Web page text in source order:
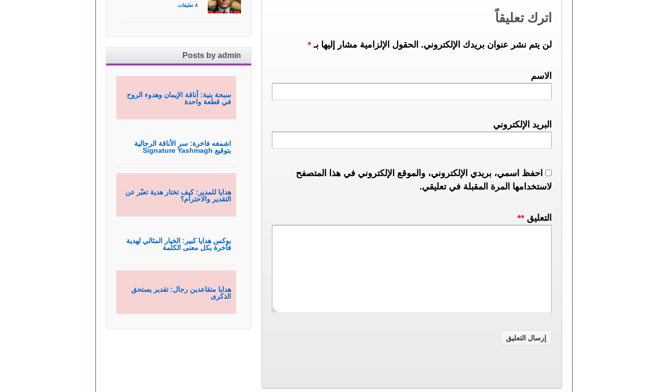
اترك تعليقاً
لن يتم نشر عنوان بريدك الإلكتروني. الحقول الإلزامية مشار إليها بـ *
الاسم
البريد الإلكتروني
احفظ اسمي، بريدي الإلكتروني، والموقع الإلكتروني في هذا المتصفح
لاستخدامها المرة المقبلة في تعليقي.
التعليق *
*
4 تعليقات
Posts by admin
سبحة بنية: أناقة الإيمان وهدوء الروح
في قطعة واحدة
اشمغه فاخرة: سر الأناقة الرجالية
بتوقيع Signature Yashmagh
هدايا للمدير: كيف تختار هدية تعبّر عن
التقدير والاحترام؟
بوكس هدايا كبير: الخيار المثالي لهدية
فاخرة بكل معنى الكلمة
هدايا متقاعدين رجال: تقدير يستحق
الذكرى